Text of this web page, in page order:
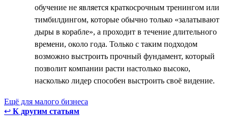
обучение не является краткосрочным тренингом или
тимбилдингом, которые обычно только «залатывают
дыры в корабле», а проходит в течение длительного
времени, около года. Только с таким подходом
возможно выстроить прочный фундамент, который
позволит компании расти настолько высоко,
насколько лидер способен выстроить своё видение.
Ещё для малого бизнеса
↩ К другим статьям